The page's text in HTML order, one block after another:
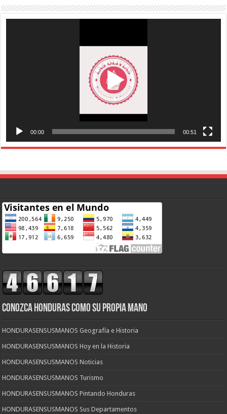
00:00 00:51
CONOZCA HONDURAS COMO SU PROPIA MANO
HONDURASENSUSMANOS Geografía e Historia
HONDURASENSUSMANOS Hoy en la Historia
HONDURASENSUSMANOS Noticias
HONDURASENSUSMANOS Turismo
HONDURASENSUSMANOS Pintando Honduras
HONDURASENSUSMANOS Sus Departamentos